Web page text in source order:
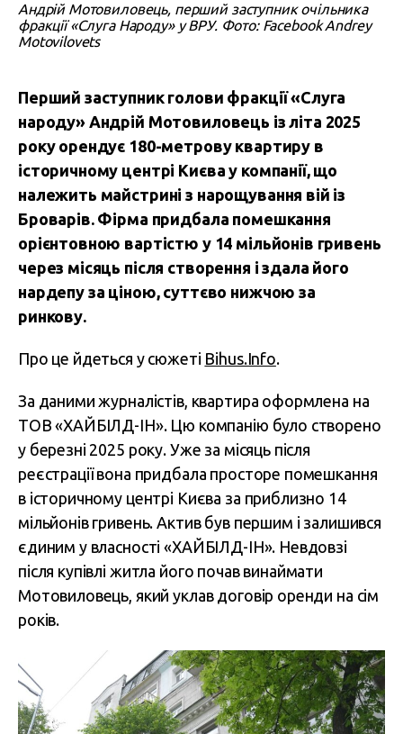
Андрій Мотовиловець, перший заступник очільника
фракції «Слуга Народу» у ВРУ. Фото: Facebook Andrey
Motovilovets
Перший заступник голови фракції «Слуга
народу» Андрій Мотовиловець із літа 2025
року орендує 180-метрову квартиру в
історичному центрі Києва у компанії, що
належить майстрині з нарощування вій із
Броварів. Фірма придбала помешкання
орієнтовною вартістю у 14 мільйонів гривень
через місяць після створення і здала його
нардепу за ціною, суттєво нижчою за
ринкову.
Про це йдеться у сюжеті Bihus.Info.
За даними журналістів, квартира оформлена на
ТОВ «ХАЙБІЛД-ІН». Цю компанію було створено
у березні 2025 року. Уже за місяць після
реєстрації вона придбала просторе помешкання
в історичному центрі Києва за приблизно 14
мільйонів гривень. Актив був першим і залишився
єдиним у власності «ХАЙБІЛД-ІН». Невдовзі
після купівлі житла його почав винаймати
Мотовиловець, який уклав договір оренди на сім
років.